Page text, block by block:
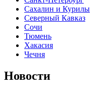
Сахалин и Курилы
Северный Кавказ
Сочи
Тюмень
Хакасия
Чечня
Новости